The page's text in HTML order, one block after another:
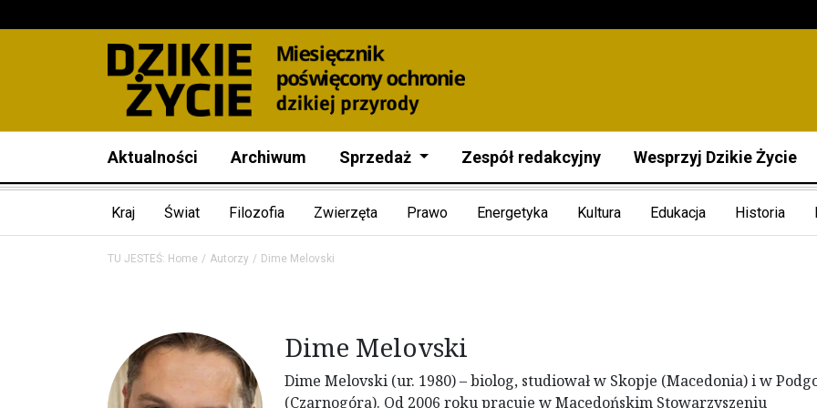
Aktualności Archiwum Sprzedaż Zespół redakcyjny Wesprzyj Dzikie Życie
Kraj Świat Filozofia Zwierzęta Prawo Energetyka Kultura Edukacja Historia
TU JESTEŚ: Home Autorzy Dime Melovski
Dime Melovski
Dime Melovski (ur. 1980) – biolog, studiował w Skopje (Macedonia) i w
(Czarnogóra). Od 2006 roku pracuje w Macedońskim Stowarzyszeniu